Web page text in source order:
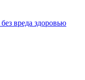
вреда здоровью